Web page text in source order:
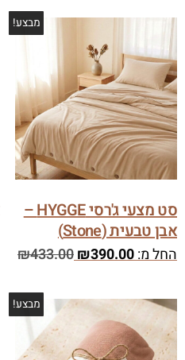
מבצע!
סט מצעי ג'רסי HYGGE –
אבן טבעית (Stone)
החל מ: ₪390.00
₪433.00
מבצע!